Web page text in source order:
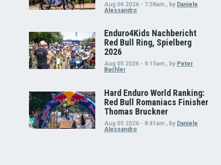
Aug 06 2026 - 7:58am , by Daniele
Alessandro
Enduro4Kids Nachbericht
Red Bull Ring, Spielberg
2026
Aug 05 2026 - 9:15am , by Peter
Bachler
Hard Enduro World Ranking:
Red Bull Romaniacs Finisher
Thomas Bruckner
Aug 05 2026 - 8:41am , by Daniele
Alessandro